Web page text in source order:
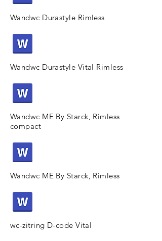
Wandwc Durastyle Rimless
Wandwc Durastyle Vital Rimless
Wandwc ME By Starck, Rimless
compact
Wandwc ME By Starck, Rimless
wc-zitring D-code Vital